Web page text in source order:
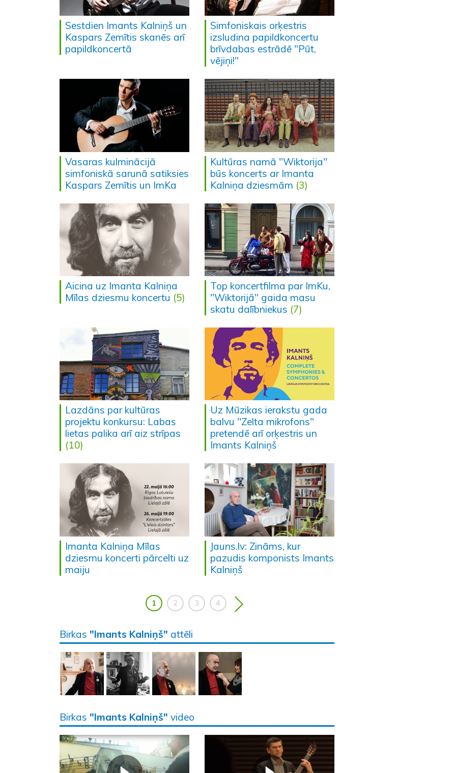
Sestdien Imants Kalniņš un
Kaspars Zemītis skanēs arī
papildkoncertā
Simfoniskais orķestris
izsludina papildkoncertu
brīvdabas estrādē "Pūt,
vējiņi!"
Vasaras kulminācijā
simfoniskā sarunā satiksies
Kaspars Zemītis un ImKa
Kultūras namā "Wiktorija"
būs koncerts ar Imanta
Kalniņa dziesmām (3)
Aicina uz Imanta Kalniņa
Mīlas dziesmu koncertu (5)
Top koncertfilma par ImKu,
"Wiktorijā" gaida masu
skatu dalībniekus (7)
Lazdāns par kultūras
projektu konkursu: Labas
lietas palika arī aiz strīpas
(10)
Uz Mūzikas ierakstu gada
balvu "Zelta mikrofons"
pretendē arī orķestris un
Imants Kalniņš
Imanta Kalniņa Mīlas
dziesmu koncerti pārcelti uz
maiju
Jauns.lv: Zināms, kur
pazudis komponists Imants
Kalniņš
1 2 3 4
Birkas "Imants Kalniņš" attēli
Birkas "Imants Kalniņš" video